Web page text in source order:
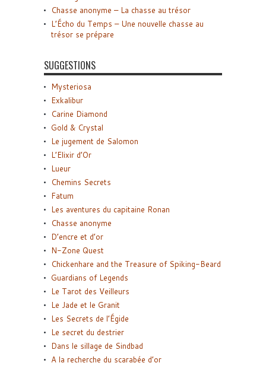
Chasse anonyme – La chasse au trésor
L’Écho du Temps – Une nouvelle chasse au
trésor se prépare
SUGGESTIONS
Mysteriosa
Exkalibur
Carine Diamond
Gold & Crystal
Le jugement de Salomon
L’Elixir d’Or
Lueur
Chemins Secrets
Fatum
Les aventures du capitaine Ronan
Chasse anonyme
D’encre et d’or
N-Zone Quest
Chickenhare and the Treasure of Spiking-Beard
Guardians of Legends
Le Tarot des Veilleurs
Le Jade et le Granit
Les Secrets de l’Égide
Le secret du destrier
Dans le sillage de Sindbad
A la recherche du scarabée d’or